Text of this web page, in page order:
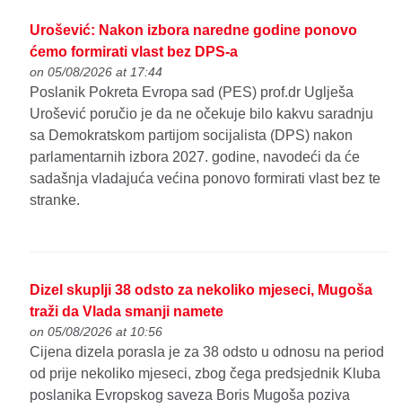
Urošević: Nakon izbora naredne godine ponovo
ćemo formirati vlast bez DPS-a
on 05/08/2026 at 17:44
Poslanik Pokreta Evropa sad (PES) prof.dr Uglješa
Urošević poručio je da ne očekuje bilo kakvu saradnju
sa Demokratskom partijom socijalista (DPS) nakon
parlamentarnih izbora 2027. godine, navodeći da će
sadašnja vladajuća većina ponovo formirati vlast bez te
stranke.
Dizel skuplji 38 odsto za nekoliko mjeseci, Mugoša
traži da Vlada smanji namete
on 05/08/2026 at 10:56
Cijena dizela porasla je za 38 odsto u odnosu na period
od prije nekoliko mjeseci, zbog čega predsjednik Kluba
poslanika Evropskog saveza Boris Mugoša poziva